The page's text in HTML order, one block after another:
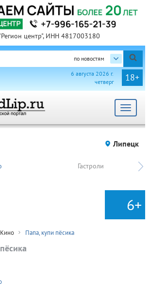
центр", ИНН 4817003180
по новостям
18+
6 августа 2026 г.
четверг
Toggle
Липецк
Гастроли
6+
Кино Папа, купи пёсика